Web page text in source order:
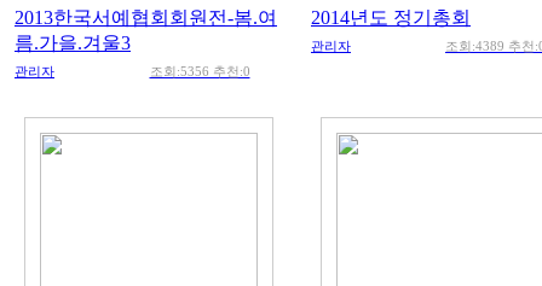
2013한국서예협회회원전-봄.여
름.가을.겨울3
관리자 조회:5356 추천:0
2014년도 정기총회
관리자 조회:4389 추천